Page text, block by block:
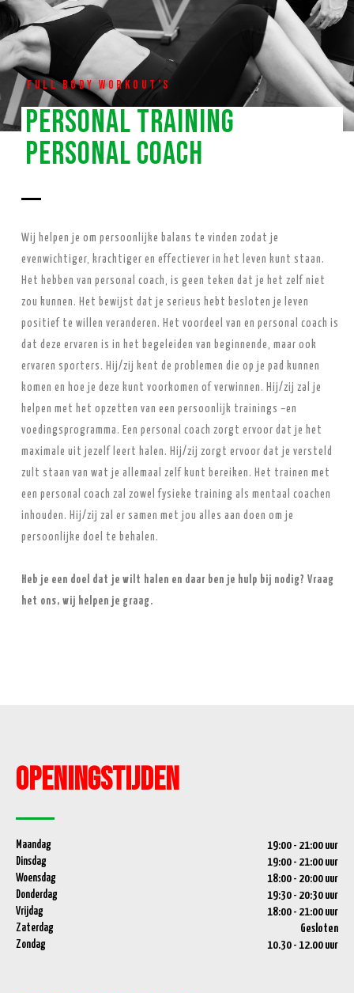
Full Body Workout’s
Personal training
Personal coach
Wij helpen je om persoonlijke balans te vinden zodat je
evenwichtiger, krachtiger en effectiever in het leven kunt staan.
Het hebben van personal coach, is geen teken dat je het zelf niet
zou kunnen. Het bewijst dat je serieus hebt besloten je leven
positief te willen veranderen. Het voordeel van en personal coach is
dat deze ervaren is in het begeleiden van beginnende, maar ook
ervaren sporters. Hij/zij kent de problemen die op je pad kunnen
komen en hoe je deze kunt voorkomen of verwinnen. Hij/zij zal je
helpen met het opzetten van een persoonlijk trainings –en
voedingsprogramma. Een personal coach zorgt ervoor dat je het
maximale uit jezelf leert halen. Hij/zij zorgt ervoor dat je versteld
zult staan van wat je allemaal zelf kunt bereiken. Het trainen met
een personal coach zal zowel fysieke training als mentaal coachen
inhouden. Hij/zij zal er samen met jou alles aan doen om je
persoonlijke doel te behalen.
Heb je een doel dat je wilt halen en daar ben je hulp bij nodig? Vraag
het ons, wij helpen je graag.
Openingstijden
Maandag 19:00 - 21:00 uur
Dinsdag 19:00 - 21:00 uur
Woensdag 18:00 - 20:00 uur
Donderdag 19:30 - 20:30 uur
Vrijdag 18:00 - 21:00 uur
Zaterdag Gesloten
Zondag 10.30 - 12.00 uur